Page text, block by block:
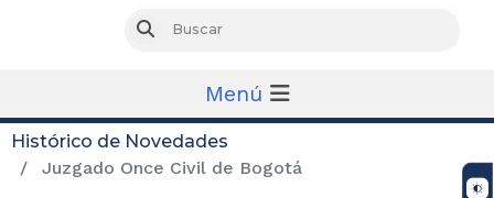
Buscar
Menú
Histórico de Novedades
Juzgado Once Civil de Bogotá